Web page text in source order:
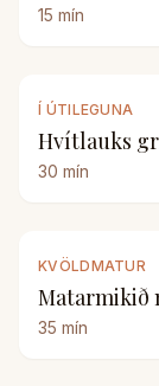
15 mín
Í ÚTILEGUNA
Hvítlauks
30 mín
KVÖLDMATUR
Matarmikið
35 mín